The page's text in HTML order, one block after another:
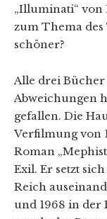
„Illuminati“ von
zum Thema
schöner?
Alle drei
Abweichungen
gefallen. Die
Verfilmung von
Roman
Exil. Er setzt
Reich
und 1968 in der